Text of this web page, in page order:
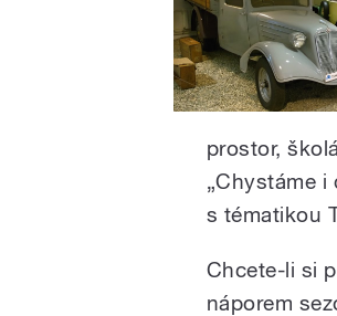
prostor,
„Chystáme i
s tématikou
Chcete-li si
náporem